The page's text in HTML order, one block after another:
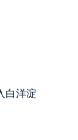
白洋淀